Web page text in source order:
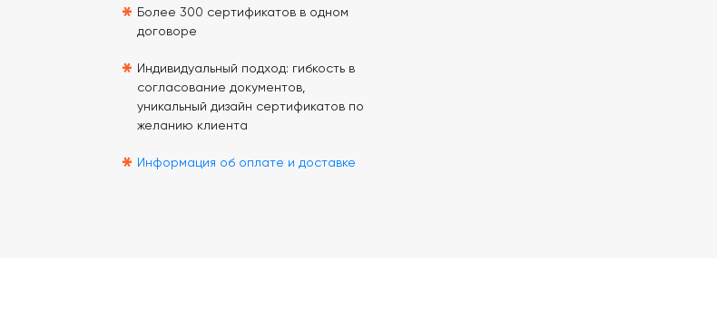
* Более 300 сертификатов в одном
договоре
* Индивидуальный подход: гибкость в
согласование документов,
уникальный дизайн сертификатов по
желанию клиента
* Информация об оплате и доставке